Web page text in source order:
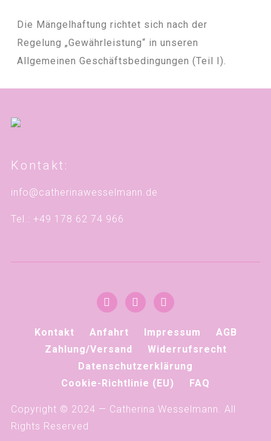
Die Mängelhaftung richtet sich nach der
Regelung „Gewährleistung“ in unseren
Allgemeinen Geschäftsbedingungen (Teil I).
Kontakt:
info@catherinawesselmann.de
Tel.: +49 178 62 74 966
Kontakt Anfahrt Impressum
AGB
Zahlung/Versand
Widerrufsrecht
Datenschutzerklärung
Cookie-Richtlinie (EU)
FAQ
Copyright © 2024 — Catherina Wesselmann. All
Rights Reserved